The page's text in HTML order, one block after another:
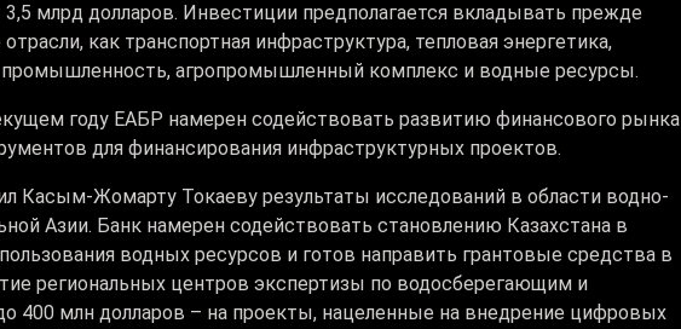
млрд долларов. Инвестиции предполагается вкладывать прежде
как транспортная инфраструктура, тепловая энергетика,
промышленность, агропромышленный комплекс и водные ресурсы.
году ЕАБР намерен содействовать развитию финансового рынка
для финансирования инфраструктурных проектов.
Касым-Жомарту Токаеву результаты исследований в области водно-
Азии. Банк намерен содействовать становлению Казахстана в
водных ресурсов и готов направить грантовые средства в
региональных центров экспертизы по водосберегающим и
400 млн долларов – на проекты, нацеленные на внедрение цифровых